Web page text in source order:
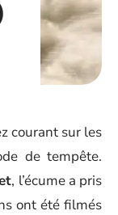
courant sur les
de tempête.
, l’écume a pris
ont été filmés